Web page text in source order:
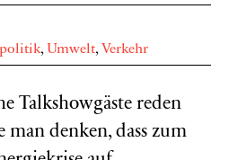
, Umwelt, Verkehr
Talkshowgäste reden
denken, dass zum